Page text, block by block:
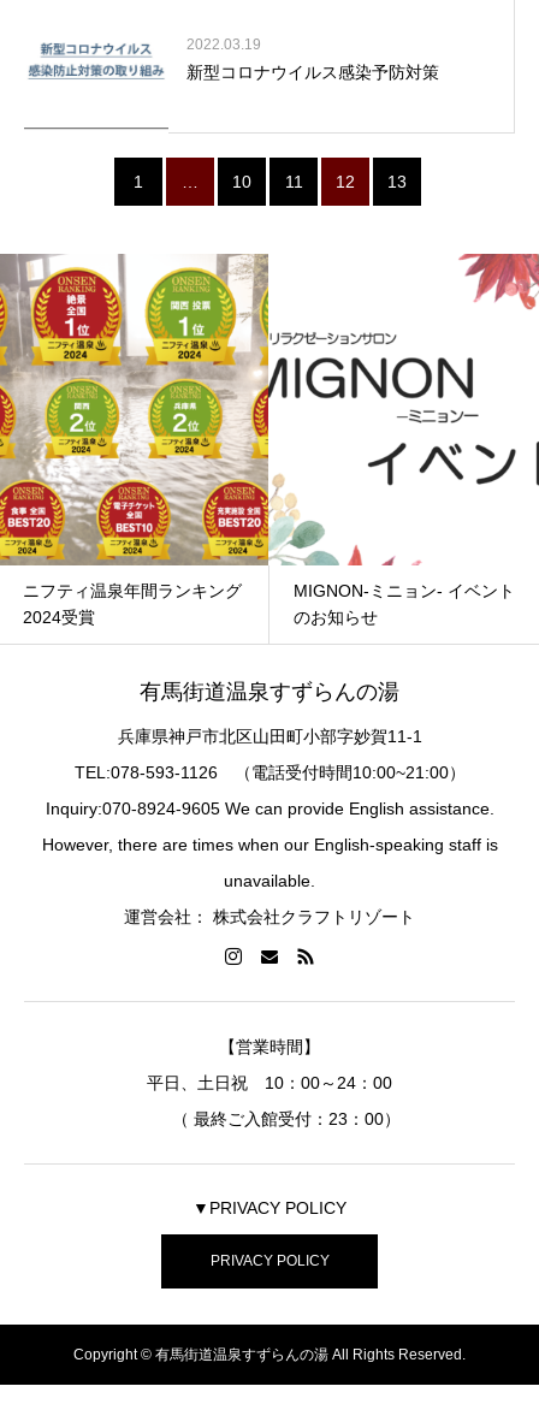
2022.03.19
新型コロナウイルス感染予防対策
1 10 11 12 13
ニフティ温泉年間ランキング
2024受賞
MIGNON-ミニョン- イベント
のお知らせ
有馬街道温泉すずらんの湯
兵庫県神戸市北区山田町小部字妙賀11-1
TEL:078-593-1126 （電話受付時間10:00~21:00）
Inquiry:070-8924-9605 We can provide English assistance.
However, there are times when our English-speaking staff is
unavailable.
運営会社： 株式会社クラフトリゾート
【営業時間】
平日、土日祝 10：00～24：00
（ 最終ご入館受付：23：00）
▼PRIVACY POLICY
PRIVACY POLICY
Copyright © 有馬街道温泉すずらんの湯 All Rights Reserved.